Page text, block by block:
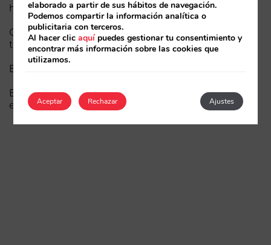
hoteles
Cómo aparece un hotel en los asistentes de IA: las
tres capas de visibilidad
El fin de la era “Book on Metasearch”
El funnel en la IA está roto. La clave para arreglarlo
está en la fase de consideración
elaborado a partir de sus hábitos de navegación.
Podemos compartir la información analítica o
publicitaria con terceros.
Al hacer clicaquípuedes gestionar tu consentimiento y
encontrar más información sobre las cookies que
utilizamos.
Aceptar Ajustes
Rechazar